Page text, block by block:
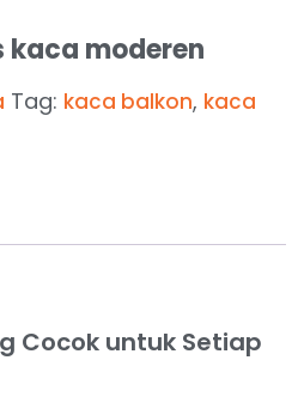
kaca moderen
Tag: kaca balkon, kaca
Cocok untuk Setiap